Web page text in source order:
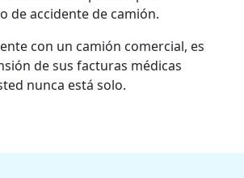
de accidente de camión.
con un camión comercial, es
de sus facturas médicas
nunca está solo.